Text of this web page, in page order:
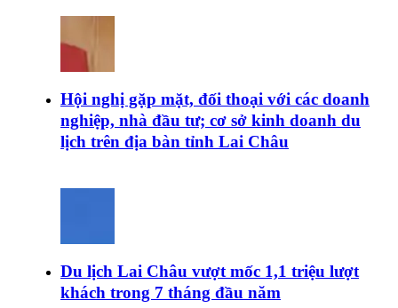
Hội nghị gặp mặt, đối thoại với các doanh
nghiệp, nhà đầu tư; cơ sở kinh doanh du
lịch trên địa bàn tỉnh Lai Châu
Du lịch Lai Châu vượt mốc 1,1 triệu lượt
khách trong 7 tháng đầu năm